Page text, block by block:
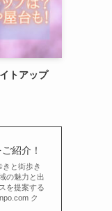
トアップ
紹介！
と街歩き
の魅力と出
を提案する
ク